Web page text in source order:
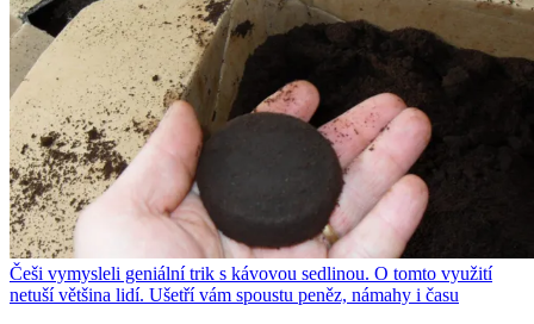
Češi vymysleli geniální trik s kávovou sedlinou. O tomto využití
netuší většina lidí. Ušetří vám spoustu peněz, námahy i času